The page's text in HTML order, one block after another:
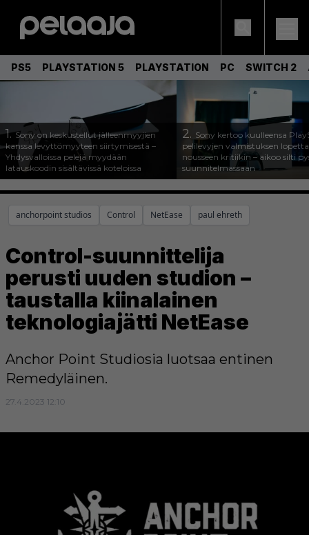
PS5 PLAYSTATION 5 PLAYSTATION PC SWITCH 2
1.Sony on keskustellut jälleenmyyjien
kanssa levyttömyyteen siirtymisestä –
Yhdysvalloissa pelejä myydään
latauskoodin sisältävissä koteloissa
2. Sony kertoo kuulleensa
pelilevyjen valmistuksen
nousseen kritiikin – aikoo silti
suunnitelmassaan
anchorpoint studios Control NetEase paul ehreth
Control-suunnittelija
perusti uuden studion –
taustalla kiinalainen
teknologiajätti NetEase
Anchor Point Studiosia luotsaa entinen
Remedyläinen.
27.4.2023 12:10